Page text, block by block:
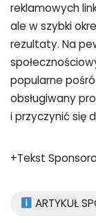
reklamowych
ale w szybki
rezultaty. Na
popularne
obsługiwany
i przyczynić się
+Tekst
ARTYKUŁ